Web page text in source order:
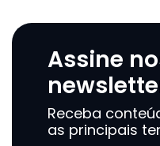
Assine
Receba
as principais